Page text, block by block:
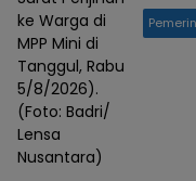
ke Warga di
MPP Mini di
Tanggul, Rabu
5/8/2026).
(Foto: Badri/
Lensa
Nusantara)